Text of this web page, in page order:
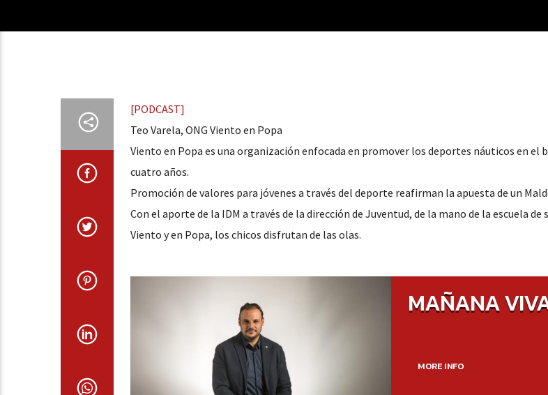
[PODCAST]
Teo Varela, ONG Viento en Popa
Viento en Popa es una organización enfocada en promover los deportes náuticos en el
cuatro años.
Promoción de valores para jóvenes a través del deporte reafirman la apuesta de un
Con el aporte de la IDM a través de la dirección de Juventud, de la mano de la escuela de
Viento y en Popa, los chicos disfrutan de las olas.
MAÑANA
MORE INFO